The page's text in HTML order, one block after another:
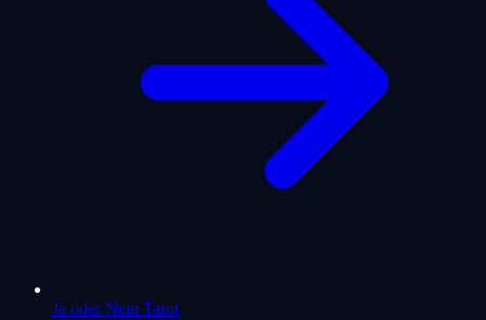
Ja oder Nein Tarot